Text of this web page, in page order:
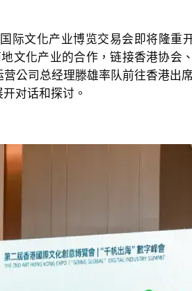
文化产业博览交易会即将隆重
文化产业的合作，链接香港协会
营公司总经理滕雄率队前往香港出
对话和探讨。